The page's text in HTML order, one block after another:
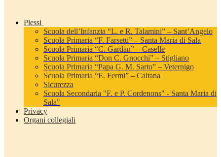
Plessi
Scuola dell’Infanzia “L. e R. Talamini” – Sant’Angelo
Scuola Primaria “F. Farsetti” – Santa Maria di Sala
Scuola Primaria “C. Gardan” – Caselle
Scuola Primaria “Don C. Gnocchi” – Stigliano
Scuola Primaria “Papa G. M. Sarto” – Veternigo
Scuola Primaria “E. Fermi” – Caltana
Sicurezza
Scuola Secondaria "F. e P. Cordenons" - Santa Maria di
Sala"
Privacy
Organi collegiali